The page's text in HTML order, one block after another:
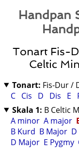
Handpan
Tonart Fis-
Celtic
Tonart: Fis-Dur /
C Cis D Dis E
Skala 1: B Celtic
A minor A major
B Kurd B Major
D Major E Pygmy